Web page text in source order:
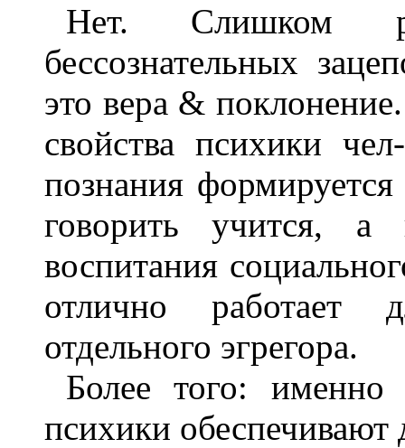
Нет. Слишком
бессознательных
это вера &
свойства психики
познания
говорить учится,
воспитания
отлично работает
отдельного эгрегора.
Более того: именно
психики обеспечивают